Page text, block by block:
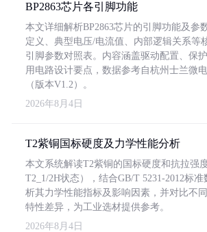
BP2863芯片各引脚功能
本文详细解析BP2863芯片的引脚功能及参
定义、典型电压/电流值、内部逻辑关系等
引脚参数对照表。内容涵盖驱动配置、保
用电路设计要点，数据参考自杭州士兰微
（版本V1.2）。
2026年8月4日
T2紫铜国标硬度及力学性能分析
本文系统解读T2紫铜的国标硬度和抗拉强
T2_1/2H状态），结合GB/T 5231-2012标
析其力学性能指标及影响因素，并对比不
特性差异，为工业选材提供参考。
2026年8月4日